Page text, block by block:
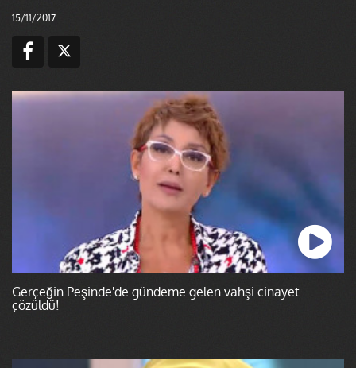
15/11/2017
Gerçeğin Peşinde'de gündeme gelen vahşi cinayet
çözüldü!